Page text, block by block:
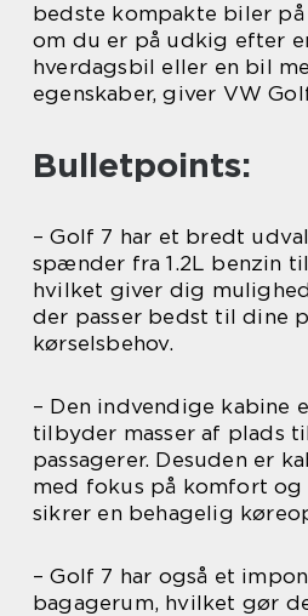
bedste kompakte biler på
om du er på udkig efter
hverdagsbil eller en bil
egenskaber, giver VW
Bulletpoints:
– Golf 7 har et bredt
spænder fra 1.2L benzin
hvilket giver dig
der passer bedst til dine
kørselsbehov.
– Den indvendige kabine
tilbyder masser af plads
passagerer. Desuden er
med fokus på komfort
sikrer en behagelig
– Golf 7 har også et
bagagerum, hvilket gør